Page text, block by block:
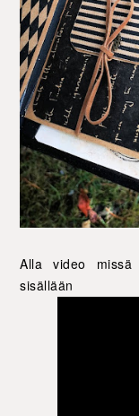
Alla video
sisällään